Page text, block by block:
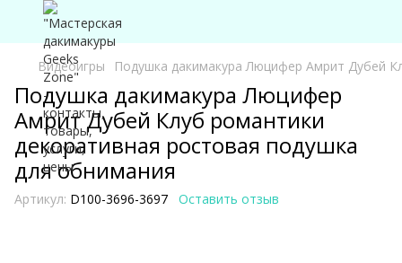
Видеоигры Подушка дакимакура Люцифер Амрит Дубей
Подушка дакимакура Люцифер
Амрит Дубей Клуб романтики
декоративная ростовая подушка
для обнимания
Артикул: D100-3696-3697 Оставить отзыв